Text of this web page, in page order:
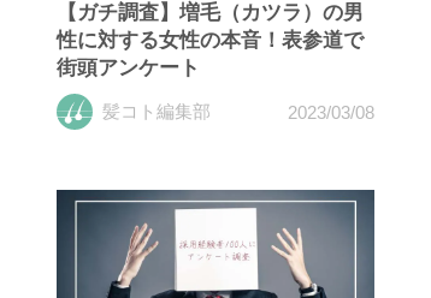
【ガチ調査】増毛（カツラ）の男
性に対する女性の本音！表参道で
街頭アンケート
髪コト編集部 2023/03/08